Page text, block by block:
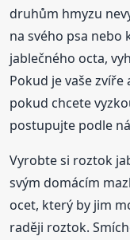
druhům hmyzu
na svého psa
jablečného octa,
Pokud je vaše
pokud chcete
postupujte podle
Vyrobte si roztok
svým domácím
ocet, který by jim
raději roztok.